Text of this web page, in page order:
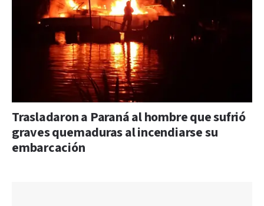
Trasladaron a Paraná al hombre que sufrió
graves quemaduras al incendiarse su
embarcación